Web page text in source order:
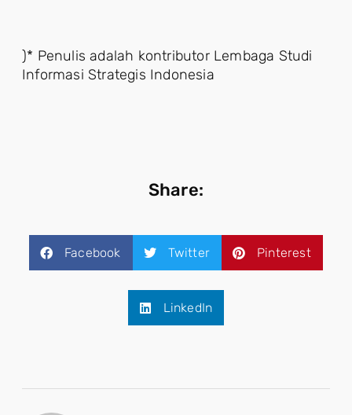
)* Penulis adalah kontributor Lembaga Studi
Informasi Strategis Indonesia
Share:
Facebook Twitter Pinterest
LinkedIn